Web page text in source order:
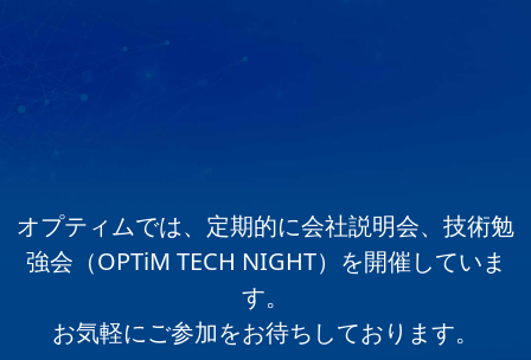
オプティムでは、定期的に会社説明会、技術勉
強会（OPTiM TECH NIGHT）を開催していま
す。
お気軽にご参加をお待ちしております。